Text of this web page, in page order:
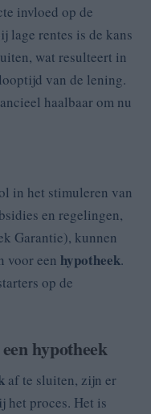
invloed op de
lage rentes is de kans
wat resulteert in
van de lening.
haalbaar om nu
in het stimuleren van
en regelingen,
Garantie), kunnen
voor een hypotheek.
op de
hypotheek
af te sluiten, zijn er
het proces. Het is